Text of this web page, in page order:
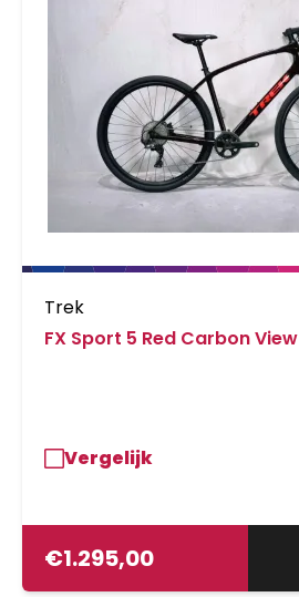
Trek
FX Sport 5 Red Carbon View
Vergelijk
€1.295,00